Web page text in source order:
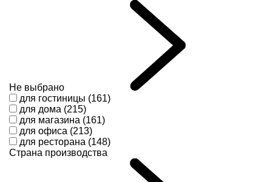
Не выбрано
для гостиницы (161)
для дома (215)
для магазина (161)
для офиса (213)
для ресторана (148)
Страна производства